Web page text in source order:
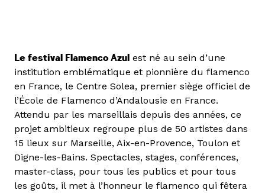
Le festival Flamenco Azul est né au sein d’une
institution emblématique et pionnière du flamenco
en France, le Centre Solea, premier siège officiel de
l’École de Flamenco d’Andalousie en France.
Attendu par les marseillais depuis des années, ce
projet ambitieux regroupe plus de 50 artistes dans
15 lieux sur Marseille, Aix-en-Provence, Toulon et
Digne-les-Bains. Spectacles, stages, conférences,
master-class, pour tous les publics et pour tous
les goûts, il met à l’honneur le flamenco qui fêtera